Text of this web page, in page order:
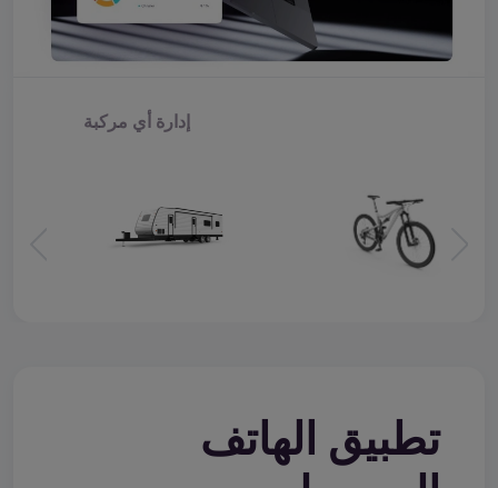
إدارة أي مركبة
تطبيق الهاتف